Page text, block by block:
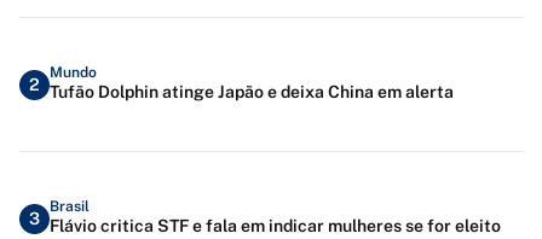
2
Mundo
Tufão Dolphin atinge Japão e deixa China em alerta
3
Brasil
Flávio critica STF e fala em indicar mulheres se for eleito